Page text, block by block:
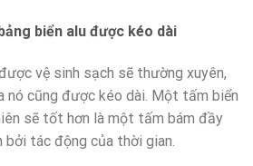
biển alu được kéo dài
vệ sinh sạch sẽ thường xuyên,
nó cũng được kéo dài. Một tấm biển
sẽ tốt hơn là một tấm bám đầy
bởi tác động của thời gian.